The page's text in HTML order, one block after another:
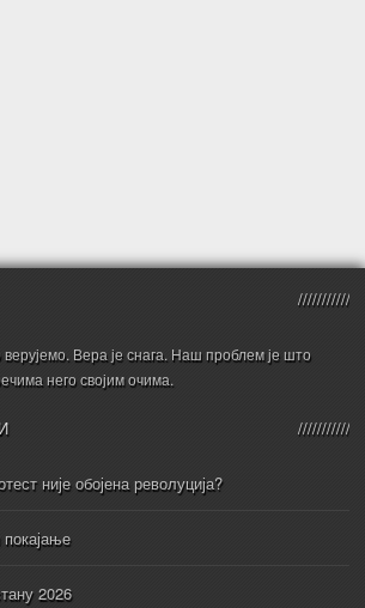
Вера је снага. Наш проблем је што
него својим очима.
није обојена револуција?
2026